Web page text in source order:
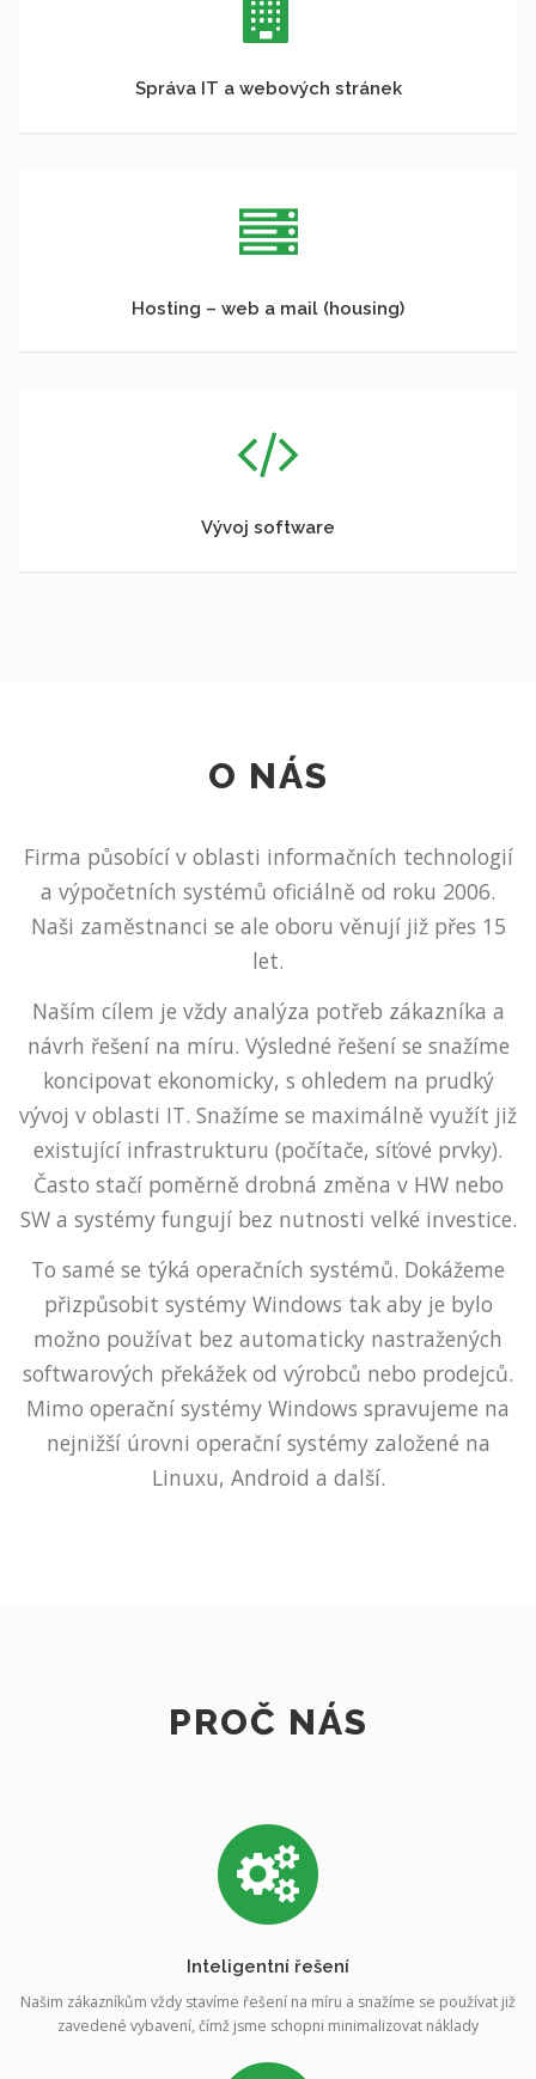
Správa IT a webových stránek
Hosting – web a mail (housing)
Vývoj software
O NÁS
Firma působící v oblasti informačních technologií
a výpočetních systémů oficiálně od roku 2006.
Naši zaměstnanci se ale oboru věnují již přes 15
let.
Naším cílem je vždy analýza potřeb zákazníka a
návrh řešení na míru. Výsledné řešení se snažíme
koncipovat ekonomicky, s ohledem na prudký
vývoj v oblasti IT. Snažíme se maximálně využít již
existující infrastrukturu (počítače, síťové prvky).
Často stačí poměrně drobná změna v HW nebo
SW a systémy fungují bez nutnosti velké investice.
To samé se týká operačních systémů. Dokážeme
přizpůsobit systémy Windows tak aby je bylo
možno používat bez automaticky nastražených
softwarových překážek od výrobců nebo prodejců.
Mimo operační systémy Windows spravujeme na
nejnižší úrovni operační systémy založené na
Linuxu, Android a další.
PROČ NÁS
Inteligentní řešení
Našim zákazníkům vždy stavíme řešení na míru a snažíme se používat již
zavedené vybavení, čímž jsme schopni minimalizovat náklady